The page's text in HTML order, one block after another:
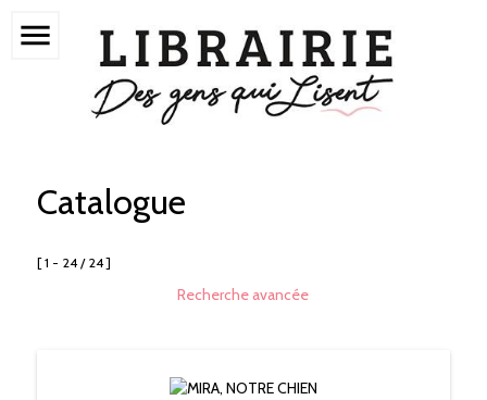
menu
Catalogue
[ 1 - 24 / 24 ]
Recherche avancée